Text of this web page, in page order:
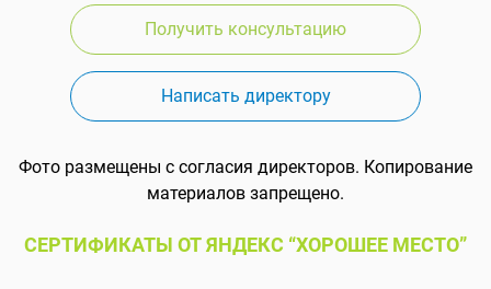
Получить консультацию
Написать директору
Фото размещены с согласия директоров. Копирование
материалов запрещено.
СЕРТИФИКАТЫ ОТ ЯНДЕКС “ХОРОШЕЕ МЕСТО”